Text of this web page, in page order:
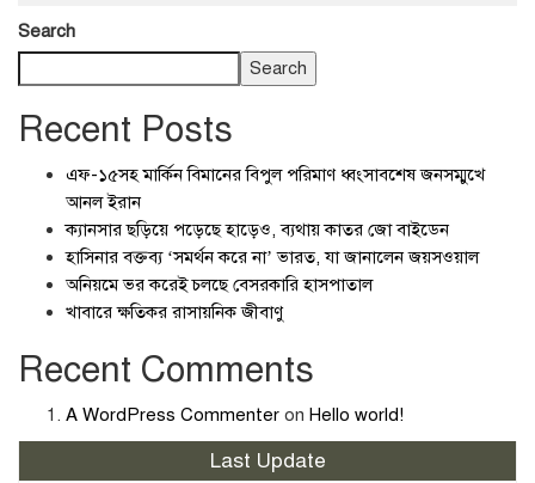
Search
Search
Recent Posts
এফ-১৫সহ মার্কিন বিমানের বিপুল পরিমাণ ধ্বংসাবশেষ জনসম্মুখে
আনল ইরান
ক্যানসার ছড়িয়ে পড়েছে হাড়েও, ব্যথায় কাতর জো বাইডেন
হাসিনার বক্তব্য ‘সমর্থন করে না’ ভারত, যা জানালেন জয়সওয়াল
অনিয়মে ভর করেই চলছে বেসরকারি হাসপাতাল
খাবারে ক্ষতিকর রাসায়নিক জীবাণু
Recent Comments
A WordPress Commenter on Hello world!
Last Update